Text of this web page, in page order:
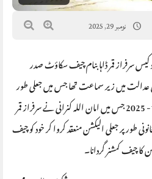
نومبر 29, 2025
کیس سرفراز قمر ڈاہا بنام چیف سکاؤٹ صدر
عدالت میں زیر سماعت تھا جس میں جعلی طور
پر منعقد کیے گئے الیکشن محررہ 10 -10- 2025 جس میں امان اللہ کنرانی نے سرفراز قمر
طور پر جعلی الیکشن منعقد کروا کر خود کو چیف
چیف کمشنر گردانا۔